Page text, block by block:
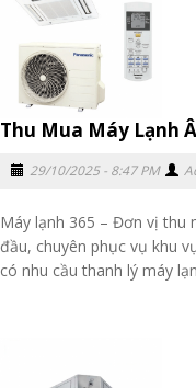
Thu Mua Máy Lạnh
29/10/2025 - 8:47 PM
Máy lạnh 365 – Đơn vị thu
đầu, chuyên phục vụ khu
có nhu cầu thanh lý máy